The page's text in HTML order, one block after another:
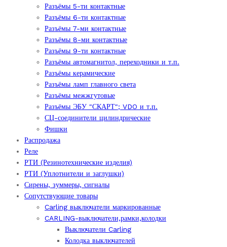
Разъёмы 5-ти контактные
Разъёмы 6-ти контактные
Разъёмы 7-ми контактные
Разъёмы 8-ми контактные
Разъёмы 9-ти контактные
Разъёмы автомагнитол, переходники и т.п.
Разъёмы керамические
Разъёмы ламп главного света
Разъёмы межжгутовые
Разъёмы ЭБУ "СКАРТ"; VDO и т.п.
СЦ-соединители цилиндрические
Фишки
Распродажа
Реле
РТИ (Резинотехнические изделия)
РТИ (Уплотнители и заглушки)
Сирены, зуммеры, сигналы
Сопутствующие товары
Carling выключатели маркированные
CARLING-выключатели,рамки,колодки
Выключатели Carling
Колодка выключателей